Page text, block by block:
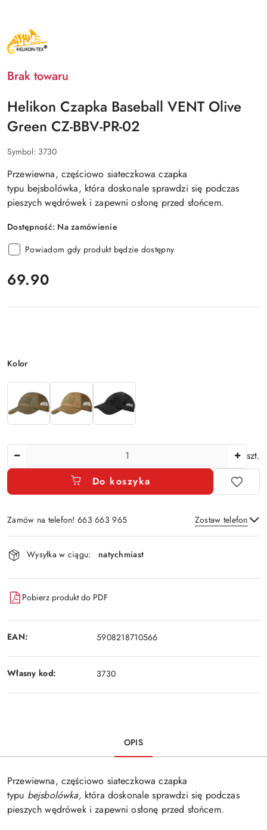
NAZWA
PRODUCENTA:
HELIKON
Brak towaru
Helikon Czapka Baseball VENT Olive
Green CZ-BBV-PR-02
Symbol: 3730
Przewiewna, częściowo siateczkowa czapka
typu bejsbolówka, która doskonale sprawdzi się podczas
pieszych wędrówek i zapewni osłonę przed słońcem.
Dostępność: Na zamówienie
Powiadom gdy produkt będzie dostępny
cena:
69.90
Wariant
Kolor
szt.
Do koszyka
Zamów na telefon! 663 663 965 Zostaw telefon
Dostępność
i
dostawa
Wysyłka w ciągu: natychmiast
Pobierz produkt do PDF
EAN: 5908218710566
Własny kod: 3730
OPIS
Przewiewna, częściowo siateczkowa czapka
typu bejsbolówka, która doskonale sprawdzi się podczas
pieszych wędrówek i zapewni osłonę przed słońcem.